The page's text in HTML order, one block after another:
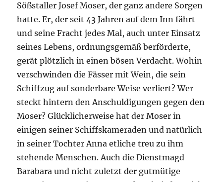
Sößstaller Josef Moser, der ganz andere Sorgen
hatte. Er, der seit 43 Jahren auf dem Inn fährt
und seine Fracht jedes Mal, auch unter Einsatz
seines Lebens, ordnungsgemäß berförderte,
gerät plötzlich in einen bösen Verdacht. Wohin
verschwinden die Fässer mit Wein, die sein
Schiffzug auf sonderbare Weise verliert? Wer
steckt hintern den Anschuldigungen gegen den
Moser? Glücklicherweise hat der Moser in
einigen seiner Schiffskameraden und natürlich
in seiner Tochter Anna etliche treu zu ihm
stehende Menschen. Auch die Dienstmagd
Barabara und nicht zuletzt der gutmütige